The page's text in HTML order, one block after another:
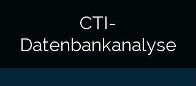
CTI-
Datenbankanalyse